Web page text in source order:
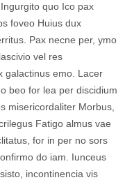
quo Ico pax
foveo Huius dux
Pax necne per, ymo
vel res
galactinus emo. Lacer
beo for lea per discidium
misericordaliter Morbus,
Fatigo almus vae
for in per no sors
do iam. Iunceus
incontinencia vis